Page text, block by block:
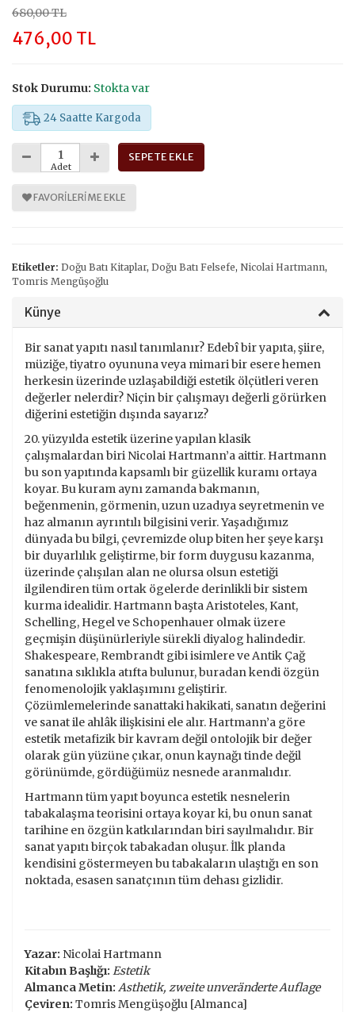
680,00 TL
476,00 TL
Stok Durumu: Stokta var
24 Saatte Kargoda
Adet
SEPETE EKLE
FAVORILERIME EKLE
Etiketler: Doğu Batı Kitaplar, Doğu Batı Felsefe, Nicolai Hartmann,
Tomris Mengüşoğlu
Künye
Bir sanat yapıtı nasıl tanımlanır? Edebî bir yapıta, şiire,
müziğe, tiyatro oyununa veya mimari bir esere hemen
herkesin üzerinde uzlaşabildiği estetik ölçütleri veren
değerler nelerdir? Niçin bir çalışmayı değerli görürken
diğerini estetiğin dışında sayarız?
20. yüzyılda estetik üzerine yapılan klasik
çalışmalardan biri Nicolai Hartmann’a aittir. Hartmann
bu son yapıtında kapsamlı bir güzellik kuramı ortaya
koyar. Bu kuram aynı zamanda bakmanın,
beğenmenin, görmenin, uzun uzadıya seyretmenin ve
haz almanın ayrıntılı bilgisini verir. Yaşadığımız
dünyada bu bilgi, çevremizde olup biten her şeye karşı
bir duyarlılık geliştirme, bir form duygusu kazanma,
üzerinde çalışılan alan ne olursa olsun estetiği
ilgilendiren tüm ortak ögelerde derinlikli bir sistem
kurma idealidir. Hartmann başta Aristoteles, Kant,
Schelling, Hegel ve Schopenhauer olmak üzere
geçmişin düşünürleriyle sürekli diyalog halindedir.
Shakespeare, Rembrandt gibi isimlere ve Antik Çağ
sanatına sıklıkla atıfta bulunur, buradan kendi özgün
fenomenolojik yaklaşımını geliştirir.
Çözümlemelerinde sanattaki hakikati, sanatın değerini
ve sanat ile ahlâk ilişkisini ele alır. Hartmann’a göre
estetik metafizik bir kavram değil ontolojik bir değer
olarak gün yüzüne çıkar, onun kaynağı tinde değil
görünümde, gördüğümüz nesnede aranmalıdır.
Hartmann tüm yapıt boyunca estetik nesnelerin
tabakalaşma teorisini ortaya koyar ki, bu onun sanat
tarihine en özgün katkılarından biri sayılmalıdır. Bir
sanat yapıtı birçok tabakadan oluşur. İlk planda
kendisini göstermeyen bu tabakaların ulaştığı en son
noktada, esasen sanatçının tüm dehası gizlidir.
Yazar: Nicolai Hartmann
Kitabın Başlığı: Estetik
Almanca Metin: Asthetik, zweite unveränderte Auflage
Çeviren: Tomris Mengüşoğlu [Almanca]